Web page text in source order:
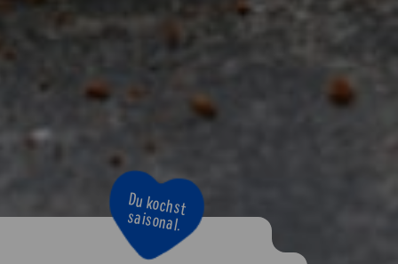
Du kochst
saisonal.